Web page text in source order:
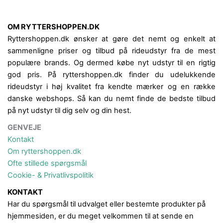
OM RYTTERSHOPPEN.DK
Ryttershoppen.dk ønsker at gøre det nemt og enkelt at
sammenligne priser og tilbud på rideudstyr fra de mest
populære brands. Og dermed købe nyt udstyr til en rigtig
god pris. På ryttershoppen.dk finder du udelukkende
rideudstyr i høj kvalitet fra kendte mærker og en række
danske webshops. Så kan du nemt finde de bedste tilbud
på nyt udstyr til dig selv og din hest.
GENVEJE
Kontakt
Om ryttershoppen.dk
Ofte stillede spørgsmål
Cookie- & Privatlivspolitik
KONTAKT
Har du spørgsmål til udvalget eller bestemte produkter på
hjemmesiden, er du meget velkommen til at sende en